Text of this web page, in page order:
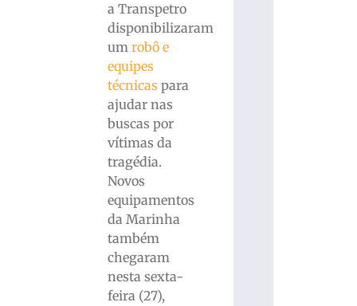
a Transpetro
disponibilizaram
umrobô e
equipes
técnicas para
ajudar nas
buscas por
vítimas da
tragédia.
Novos
equipamentos
da Marinha
também
chegaram
nesta sexta-
feira (27),